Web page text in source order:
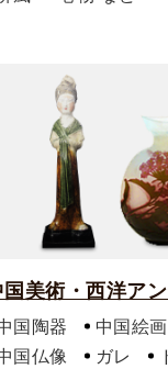
国美術・西洋ア
国陶器 中国絵画
国仏像
ガレ